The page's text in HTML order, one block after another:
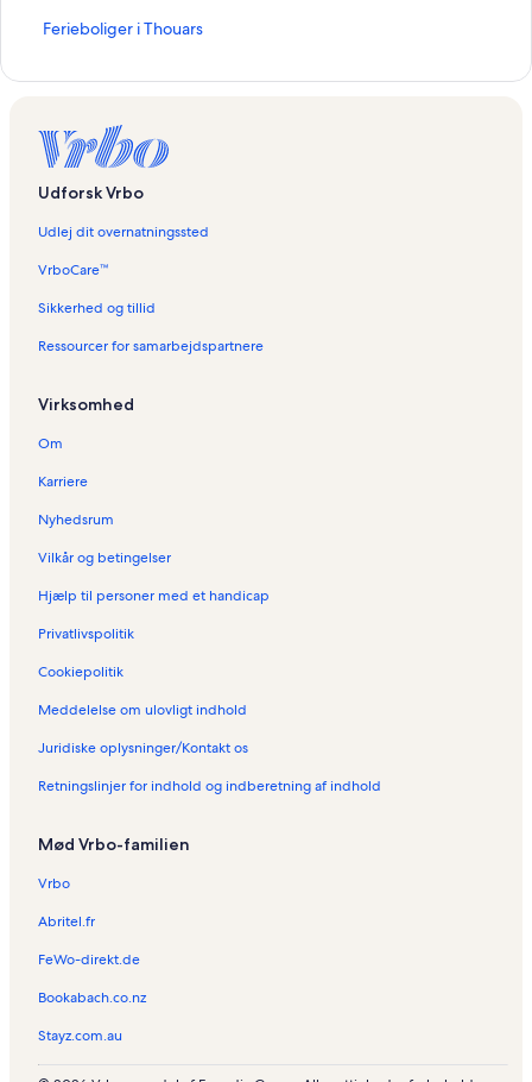
Ferieboliger i Thouars
L
b
n
r
e
n
e
i
:
F
r
e
o
g
r
T
o
u
s
Udforsk Vrbo
Udlej dit overnatningssted
VrboCare™
Sikkerhed og tillid
Ressourcer for samarbejdspartnere
Virksomhed
Om
Karriere
Nyhedsrum
Vilkår og betingelser
Hjælp til personer med et handicap
Privatlivspolitik
Cookiepolitik
Meddelelse om ulovligt indhold
Juridiske oplysninger/Kontakt os
Retningslinjer for indhold og indberetning af indhold
Mød Vrbo-familien
Vrbo
Abritel.fr
FeWo-direkt.de
Bookabach.co.nz
Stayz.com.au